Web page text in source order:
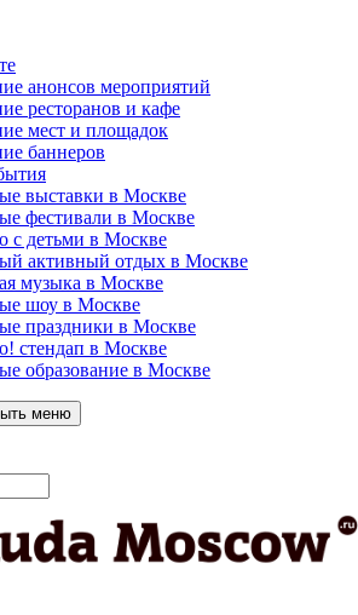
анонсов мероприятий
ресторанов и кафе
мест и площадок
баннеров
выставки в Москве
фестивали в Москве
с детьми в Москве
активный отдых в Москве
музыка в Москве
шоу в Москве
праздники в Москве
стендап в Москве
образование в Москве
меню